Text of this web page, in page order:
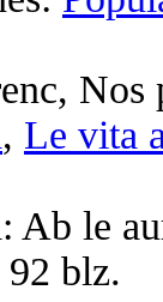
, Le vita
Ab le
92 blz.